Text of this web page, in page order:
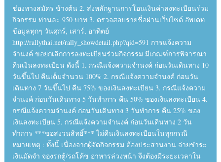
ช่องทางสมัคร ข้างต้น 2. ส่งหลักฐานการโอนเงินค่าลงทะเบียนร่วม
กิจกรรม ท่านละ 950 บาท 3. ตรวจสอบรายชื่อผ่านเว็บไซต์ อัพเดท
ข้อมูลทุกๆ วันศุกร์, เสาร์, อาทิตย์
http://rallythai.net/rally_showdetail.php?qid=591 การแจ้งความ
จำนงค์ ขอยกเลิกการลงทะเบียนร่วมกิจกรรม มีเกณฑ์การพิจารณา
คืนเงินลงทะเบียน ดังนี้ 1. กรณีแจ้งความจำนงค์ ก่อนวันเดินทาง 10
วันขึ้นไป คืนเต็มจำนวน 100% 2. กรณีแจ้งความจำนงค์ ก่อนวัน
เดินทาง 7 วันขึ้นไป คืน 75% ของเงินลงทะเบียน 3. กรณีแจ้งความ
จำนงค์ ก่อนวันเดินทาง 5 วันทำการ คืน 50% ของเงินลงทะเบียน 4.
กรณีแจ้งความจำนงค์ ก่อนวันเดินทาง 3 วันทำการ คืน 25% ของ
เงินลงทะเบียน 5. กรณีแจ้งความจำนงค์ ก่อนวันเดินทาง 2 วัน
ทำการ ***ขอสงวนสิทธิ์*** ไม่คืนเงินลงทะเบียนในทุกกรณี
หมายเหตุ : ทั้งนี้ เนื่องจากผู้จัดกิจกรรม ต้องประสานงาน จ่ายชำระ
เงินมัดจำ จองรถตู้/รถโค้ช อาหารล่วงหน้า จึงต้องมีระยะเวลาใน